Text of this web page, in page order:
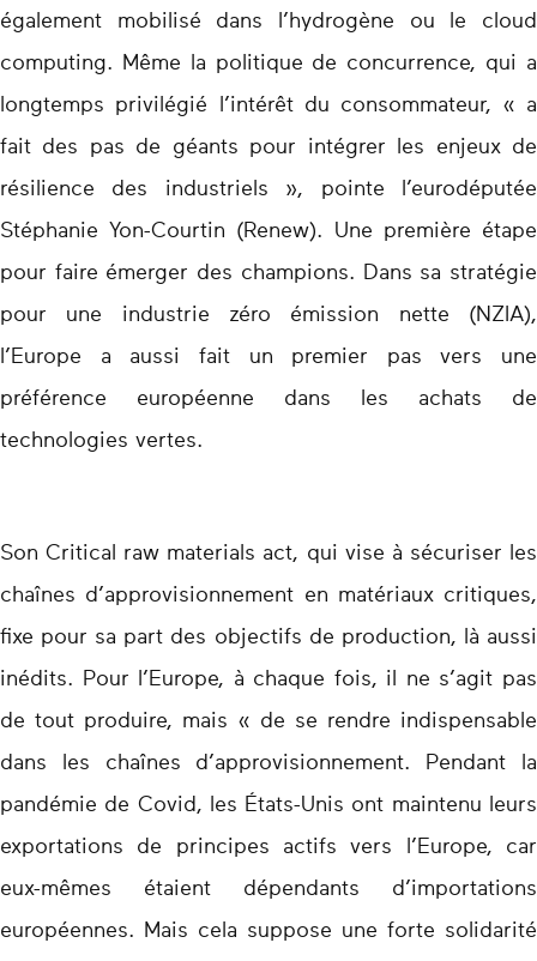
également mobilisé dans l’hydrogène ou le cloud
computing. Même la politique de concurrence, qui a
longtemps privilégié l’intérêt du consommateur, « a
fait des pas de géants pour intégrer les enjeux de
résilience des industriels », pointe l’eurodéputée
Stéphanie Yon-Courtin (Renew). Une première étape
pour faire émerger des champions. Dans sa stratégie
pour une industrie zéro émission nette (NZIA),
l’Europe a aussi fait un premier pas vers une
préférence européenne dans les achats de
technologies vertes.
Son Critical raw materials act, qui vise à sécuriser les
chaînes d’approvisionnement en matériaux critiques,
fixe pour sa part des objectifs de production, là aussi
inédits. Pour l’Europe, à chaque fois, il ne s’agit pas
de tout produire, mais « de se rendre indispensable
dans les chaînes d’approvisionnement. Pendant la
pandémie de Covid, les États-Unis ont maintenu leurs
exportations de principes actifs vers l’Europe, car
eux-mêmes étaient dépendants d’importations
européennes. Mais cela suppose une forte solidarité